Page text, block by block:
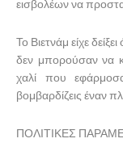
εισβολέων να
Το Βιετνάμ είχε
δεν μπορούσαν να
χαλί που
βομβαρδίζεις έναν
ΠΟΛΙΤΙΚΕΣ